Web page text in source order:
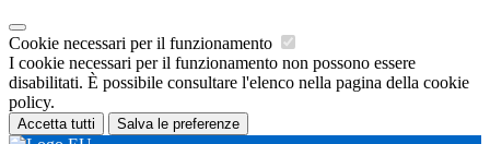
Cookie necessari per il funzionamento
I cookie necessari per il funzionamento non possono essere
disabilitati. È possibile consultare l'elenco nella pagina della cookie
policy.
Accetta tutti Salva le preferenze